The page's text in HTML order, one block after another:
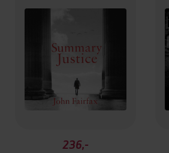
236,-